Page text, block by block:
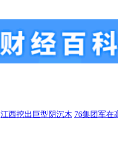
江西挖出巨型阴沉木 76集团军在